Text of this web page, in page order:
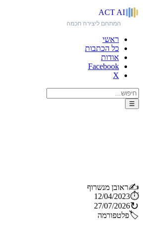
ACT AI
המתחם ליצירה חכמה
ראשי
כל הכתבות
אודות
Facebook
X
☰
✍️ראובן מנשרוף
⏱️
12/04/2023
↻
27/07/2026
🏷️פלטפורמה